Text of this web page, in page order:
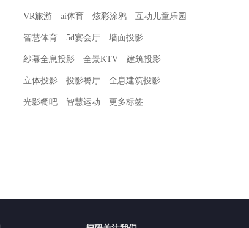
VR旅游 ai体育 炫彩涂鸦 互动儿童乐园
智慧体育 5d宴会厅 墙面投影
纱幕全息投影 全景KTV 建筑投影
立体投影 投影餐厅 全息建筑投影
光影餐吧 智慧运动 更多标签